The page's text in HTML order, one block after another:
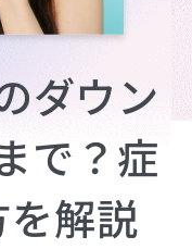
ダウン
で？症
解説